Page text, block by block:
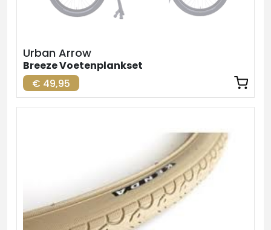
Urban Arrow
Breeze Voetenplankset
€ 49,95